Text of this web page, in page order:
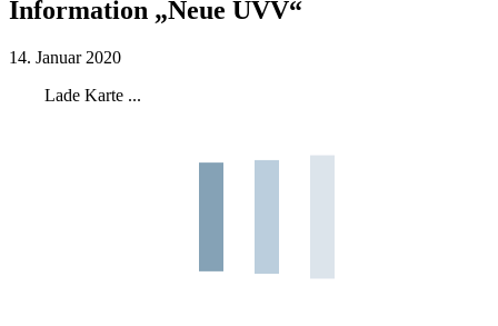
Information „Neue UVV“
14. Januar 2020
Lade Karte ...